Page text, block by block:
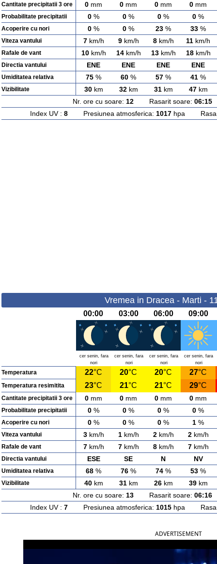
Cantitate precipitatii 3 ore 0 mm 0 mm 0 mm 0 mm
Probabilitate precipitatii 0 % 0 % 0 % 0 %
Acoperire cu nori 0 % 0 % 23 % 33 %
Viteza vantului 7km/h 9km/h 8km/h 11 km/h
Rafale de vant 10km/h 14km/h 13km/h 18km/h
Directia vantului ENE ENE ENE ENE
Umiditatea relativa 75 % 60 % 57 % 41 %
Vizibilitate 30km 32km 31km 47km
Nr. ore cu soare: 12Rasarit soare: 06:15
Index UV : 8Presiunea atmosferica: 1017hpa
Vremea in Dracea - Marti -
00:00 03:00 06:00 09:00
cer senin, fara
nori
cer senin, fara
nori
cer senin, fara
nori
cer senin, fara
nori
Temperatura 22°C 20°C 20°C 27°C
Temperatura resimitita 23°C 21°C 21°C 29°C
Cantitate precipitatii 3 ore 0 mm 0 mm 0 mm 0 mm
Probabilitate precipitatii 0 % 0 % 0 % 0 %
Acoperire cu nori 0 % 0 % 0 % 1 %
Viteza vantului 3km/h 1km/h 2km/h 2km/h
Rafale de vant 7km/h 7km/h 8km/h 7km/h
Directia vantului ESE SE N NV
Umiditatea relativa 68 % 76 % 74 % 53 %
Vizibilitate 40km 31km 26km 39km
Nr. ore cu soare: 13Rasarit soare: 06:16
Index UV : 7 Presiunea atmosferica: 1015 hpa
ADVERTISEMENT